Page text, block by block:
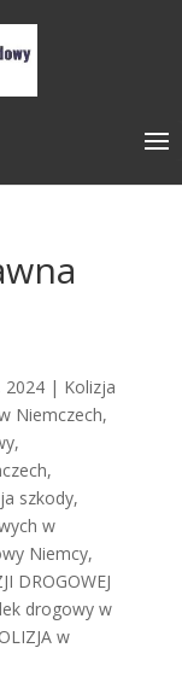
2024| Kolizja
Niemczech,
,
,
szkody,
w
Niemcy,
DROGOWEJ
drogowy w
w